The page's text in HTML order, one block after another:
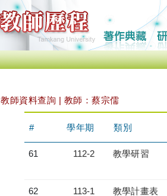
教師資料查詢 | 教師：蔡宗儒
# 學年期 類別
61 112-2 教學研習
62 113-1 教學計畫表